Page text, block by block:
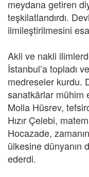
meydana getiren
teşkilatlandırdı.
ilmileştirilmesini
Akli ve nakli
İstanbul’a topladı
medreseler kurdu.
sanatkârlar mühim
Molla Hüsrev,
Hızır Çelebi,
Hocazade,
ülkesine dünyanın
ederdi.